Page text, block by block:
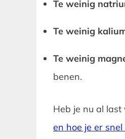
Te weinig
Te weinig
Te weinig
benen.
Heb je nu al last
en hoe je er